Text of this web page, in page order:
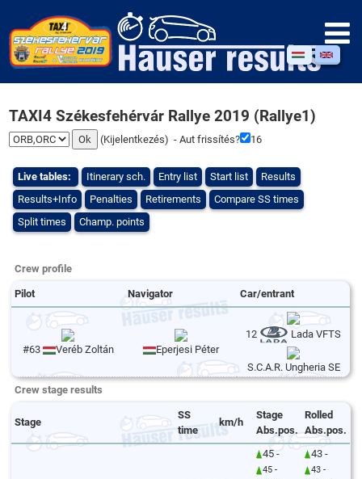
TAXI4 Székesfehérvár Rallye 2019 (Rallye1)
(Kijelentkezés) - Aut frissítés? 16
Live tables: Itinerary sch. Entry list Start list
Results
Results+Info
Penalties Retirements
Compare SS times
Split times
Champ. points
Crew profile
Pilot Navigator Car/entrant
#63 Veréb Zoltán Eperjesi Péter
12 Lada VFTS
S.C.A.R. Ungheria SE
Crew stage results
Stage
SS
time
km/h
Stage
Abs.pos.
Rolled
Abs.pos.
45 -
45 -
43 -
43 -